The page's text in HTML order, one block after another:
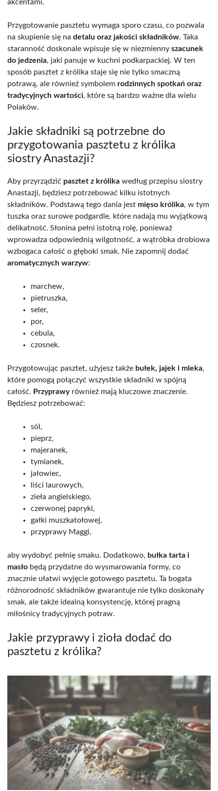
akcentami.
Przygotowanie pasztetu wymaga sporo czasu, co pozwala
na skupienie się na detalu oraz jakości składników. Taka
staranność doskonale wpisuje się w niezmienny szacunek
do jedzenia, jaki panuje w kuchni podkarpackiej. W ten
sposób pasztet z królika staje się nie tylko smaczną
potrawą, ale również symbolem rodzinnych spotkań oraz
tradycyjnych wartości, które są bardzo ważne dla wielu
Polaków.
Jakie składniki są potrzebne do
przygotowania pasztetu z królika
siostry Anastazji?
Aby przyrządzić pasztet z królika według przepisu siostry
Anastazji, będziesz potrzebować kilku istotnych
składników. Podstawą tego dania jest mięso królika, w tym
tuszka oraz surowe podgardle, które nadają mu wyjątkową
delikatność. Słonina pełni istotną rolę, ponieważ
wprowadza odpowiednią wilgotność, a wątróbka drobiowa
wzbogaca całość o głęboki smak. Nie zapomnij dodać
aromatycznych warzyw:
marchew,
pietruszka,
seler,
por,
cebula,
czosnek.
Przygotowując pasztet, użyjesz także bułek, jajek i mleka,
które pomogą połączyć wszystkie składniki w spójną
całość. Przyprawyrównież mają kluczowe znaczenie.
Będziesz potrzebować:
sól,
pieprz,
majeranek,
tymianek,
jałowiec,
liści laurowych,
zieła angielskiego,
czerwonej papryki,
gałki muszkatołowej,
przyprawy Maggi,
aby wydobyć pełnię smaku. Dodatkowo, bułka tarta i
masło będą przydatne do wysmarowania formy, co
znacznie ułatwi wyjęcie gotowego pasztetu. Ta bogata
różnorodność składników gwarantuje nie tylko doskonały
smak, ale także idealną konsystencję, której pragną
miłośnicy tradycyjnych potraw.
Jakie przyprawy i zioła dodać do
pasztetu z królika?